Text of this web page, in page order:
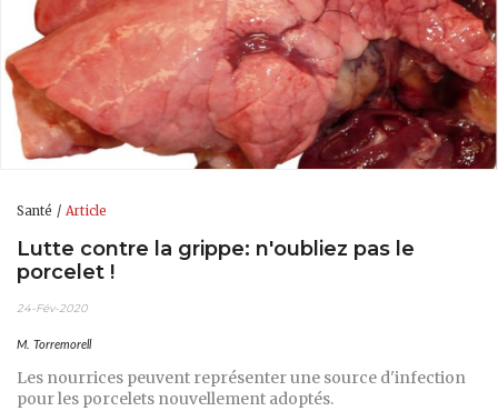
Santé Article
Lutte contre la grippe: n'oubliez pas le
porcelet !
24-Fév-2020
M. Torremorell
Les nourrices peuvent représenter une source d'infection
pour les porcelets nouvellement adoptés.